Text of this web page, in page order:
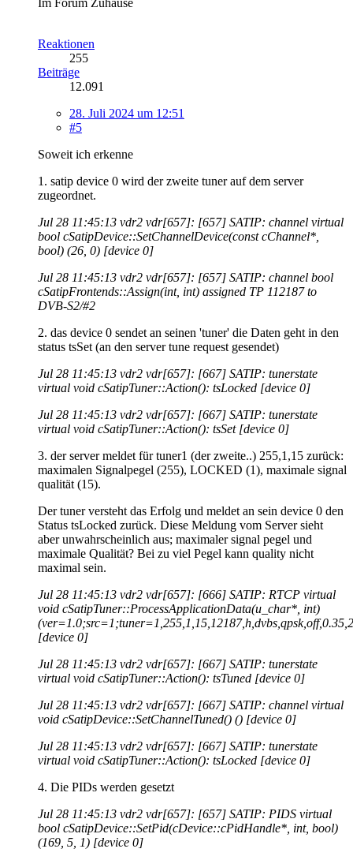
Reaktionen
255
Beiträge
12.091
28. Juli 2024 um 12:51
#5
Soweit ich erkenne
1. satip device 0 wird der zweite tuner auf dem server
zugeordnet.
Jul 28 11:45:13 vdr2 vdr[657]: [657] SATIP: channel virtual
bool cSatipDevice::SetChannelDevice(const cChannel*,
bool) (26, 0) [device 0]
Jul 28 11:45:13 vdr2 vdr[657]: [657] SATIP: channel bool
cSatipFrontends::Assign(int, int) assigned TP 112187 to
DVB-S2/#2
2. das device 0 sendet an seinen 'tuner' die Daten geht in den
status tsSet (an den server tune request gesendet)
Jul 28 11:45:13 vdr2 vdr[657]: [667] SATIP: tunerstate
virtual void cSatipTuner::Action(): tsLocked [device 0]
Jul 28 11:45:13 vdr2 vdr[657]: [667] SATIP: tunerstate
virtual void cSatipTuner::Action(): tsSet [device 0]
3. der server meldet für tuner1 (der zweite..) 255,1,15 zurück:
maximalen Signalpegel (255), LOCKED (1), maximale signal
qualität (15).
Der tuner versteht das Erfolg und meldet an sein device 0 den
Status tsLocked zurück. Diese Meldung vom Server sieht
aber unwahrscheinlich aus; maximaler signal pegel und
maximale Qualität? Bei zu viel Pegel kann quality nicht
maximal sein.
Jul 28 11:45:13 vdr2 vdr[657]: [666] SATIP: RTCP virtual
void cSatipTuner::ProcessApplicationData(u_char*, int)
[device 0]
Jul 28 11:45:13 vdr2 vdr[657]: [667] SATIP: tunerstate
virtual void cSatipTuner::Action(): tsTuned [device 0]
Jul 28 11:45:13 vdr2 vdr[657]: [667] SATIP: channel virtual
void cSatipDevice::SetChannelTuned() () [device 0]
Jul 28 11:45:13 vdr2 vdr[657]: [667] SATIP: tunerstate
virtual void cSatipTuner::Action(): tsLocked [device 0]
4. Die PIDs werden gesetzt
Jul 28 11:45:13 vdr2 vdr[657]: [657] SATIP: PIDS virtual
bool cSatipDevice::SetPid(cDevice::cPidHandle*, int, bool)
(169, 5, 1) [device 0]